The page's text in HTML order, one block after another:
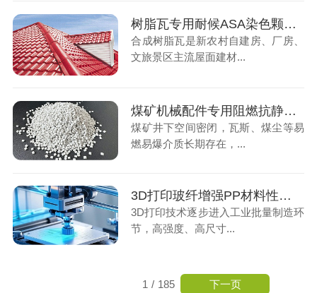
树脂瓦专用耐候ASA染色颗粒，户外屋面长效优选材料
合成树脂瓦是新农村自建房、厂房、
文旅景区主流屋面建材...
煤矿机械配件专用阻燃抗静电ABS材料，筑牢井下生产安全屏障
煤矿井下空间密闭，瓦斯、煤尘等易
燃易爆介质长期存在，...
3D打印玻纤增强PP材料性能解析，工业零部件制造核心耗材
3D打印技术逐步进入工业批量制造环
节，高强度、高尺寸...
1 / 185 下一页